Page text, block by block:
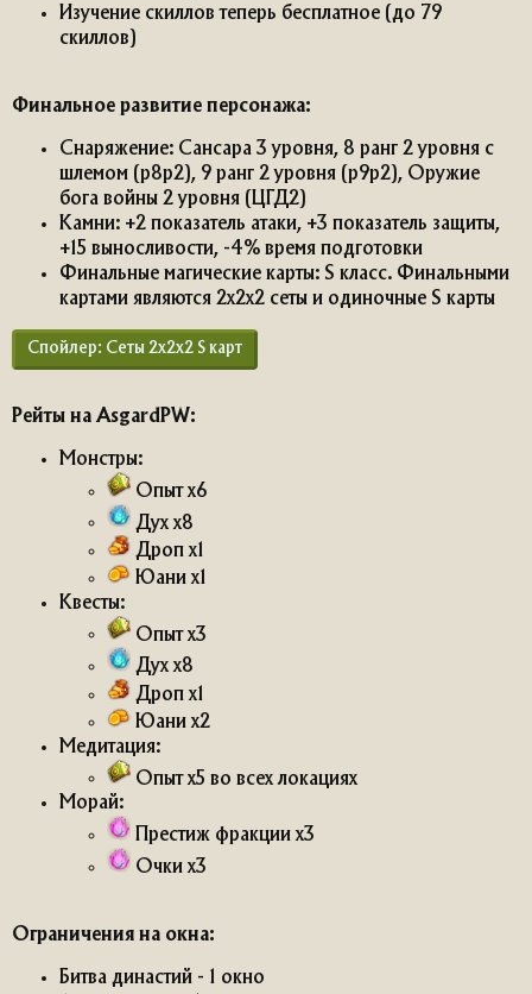
Изучение скиллов теперь бесплатное (до 79
скиллов)
Финальное развитие персонажа:
Снаряжение: Сансара 3 уровня, 8 ранг 2 уровня с
шлемом (р8р2), 9 ранг 2 уровня (р9р2), Оружие
бога войны 2 уровня (ЦГД2)
Камни: +2 показатель атаки, +3 показатель защиты,
+15 выносливости, -4% время подготовки
Финальные магические карты: S класс. Финальными
картами являются 2х2х2 сеты и одиночные S карты
Спойлер: Сеты 2х2х2 S карт
Рейты на AsgardPW:
Монстры:
Опыт x6
Дух x8
Дроп x1
Юани x1
Квесты:
Опыт x3
Дух x8
Дроп x1
Юани x2
Медитация:
Опыт x5 во всех локациях
Морай:
Престиж фракции x3
Очки x3
Ограничения на окна:
Битва династий - 1 окно